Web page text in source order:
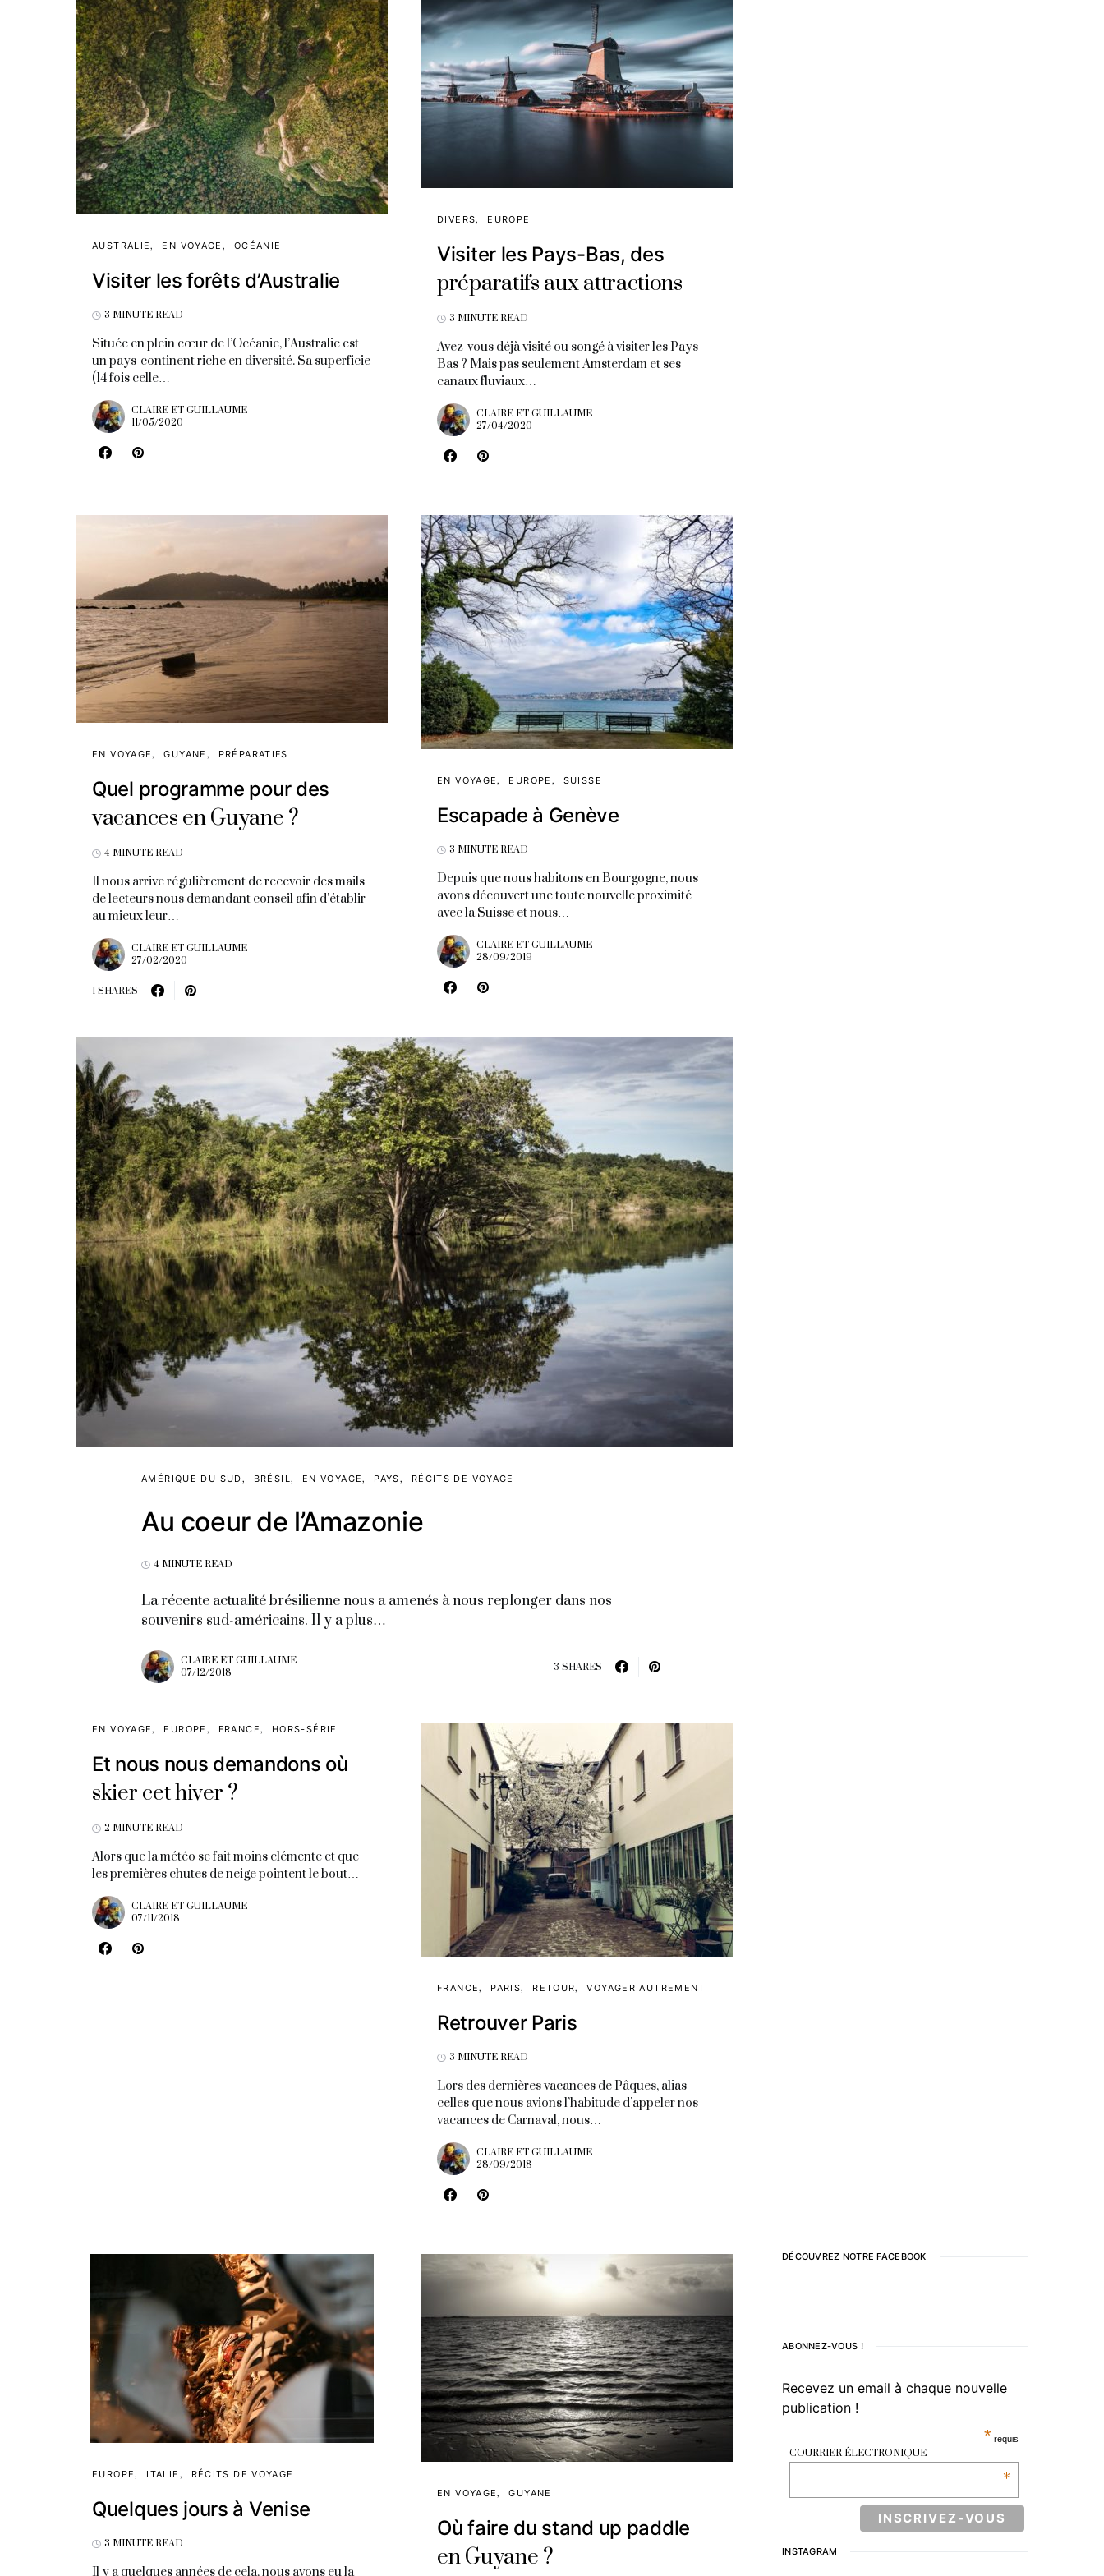
AUSTRALIE EN VOYAGE OCÉANIE
Visiter les forêts d’Australie
3 MINUTE READ
Située en plein cœur de l’Océanie, l’Australie est
un pays-continent riche en diversité. Sa superficie
(14 fois celle…
CLAIRE ET GUILLAUME
11/05/2020
DIVERS EUROPE
Visiter les Pays-Bas, des
préparatifs aux attractions
3 MINUTE READ
Avez-vous déjà visité ou songé à visiter les Pays-
Bas ? Mais pas seulement Amsterdam et ses
canaux fluviaux…
CLAIRE ET GUILLAUME
27/04/2020
EN VOYAGE GUYANE PRÉPARATIFS
Quel programme pour des
vacances en Guyane ?
4 MINUTE READ
Il nous arrive régulièrement de recevoir des mails
de lecteurs nous demandant conseil afin d’établir
au mieux leur…
CLAIRE ET GUILLAUME
27/02/2020
1 SHARES
EN VOYAGE EUROPE SUISSE
Escapade à Genève
3 MINUTE READ
Depuis que nous habitons en Bourgogne, nous
avons découvert une toute nouvelle proximité
avec la Suisse et nous…
CLAIRE ET GUILLAUME
28/09/2019
AMÉRIQUE DU SUD BRÉSIL EN VOYAGE PAYS RÉCITS DE VOYAGE
Au coeur de l’Amazonie
4 MINUTE READ
La récente actualité brésilienne nous a amenés à nous replonger dans nos
souvenirs sud-américains. Il y a plus…
CLAIRE ET GUILLAUME
07/12/2018
3 SHARES
EN VOYAGE EUROPE FRANCE HORS-SÉRIE
Et nous nous demandons où
skier cet hiver ?
2 MINUTE READ
Alors que la météo se fait moins clémente et que
les premières chutes de neige pointent le bout…
CLAIRE ET GUILLAUME
07/11/2018
FRANCE PARIS RETOUR VOYAGER AUTREMENT
Retrouver Paris
3 MINUTE READ
Lors des dernières vacances de Pâques, alias
celles que nous avions l’habitude d’appeler nos
vacances de Carnaval, nous…
CLAIRE ET GUILLAUME
28/09/2018
EUROPE ITALIE RÉCITS DE VOYAGE
Quelques jours à Venise
3 MINUTE READ
Il y a quelques années de cela, nous avons eu la
EN VOYAGE GUYANE
Où faire du stand up paddle
en Guyane ?
DÉCOUVREZ NOTRE FACEBOOK
ABONNEZ-VOUS !
Recevez un email à chaque nouvelle
publication !
* requis
COURRIER ÉLECTRONIQUE
*
INSTAGRAM